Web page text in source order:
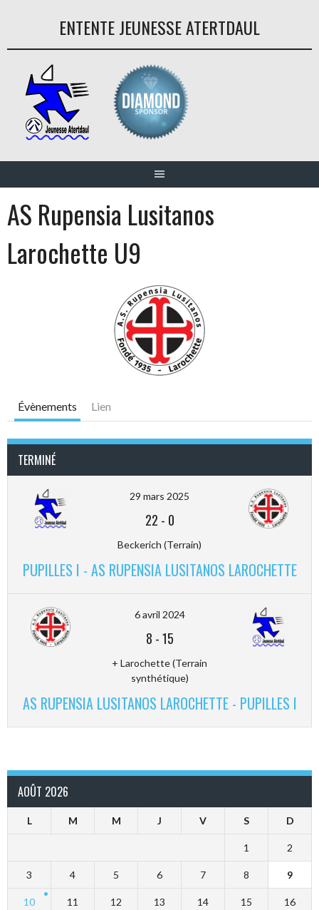
ENTENTE JEUNESSE ATERTDAUL
AS Rupensia Lusitanos
Larochette U9
Évènements Lien
TERMINÉ
29 mars 2025
22 - 0
Beckerich (Terrain)
PUPILLES I - AS RUPENSIA LUSITANOS LAROCHETTE
6 avril 2024
8 -15
+ Larochette (Terrain
synthétique)
AS RUPENSIA LUSITANOS LAROCHETTE - PUPILLES I
AOÛT 2026
L M M J V S D
1 2
3 4 5 6 7 8 9
10 11 12 13 14 15 16